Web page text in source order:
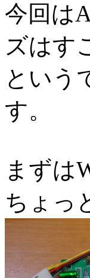
今回は
ズはす
という
す。
まずは
ちょっ